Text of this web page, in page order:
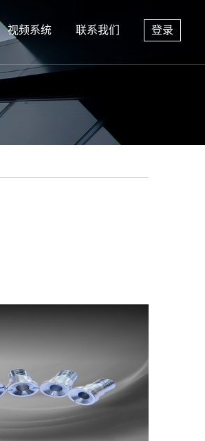
视频系统 联系我们 登录